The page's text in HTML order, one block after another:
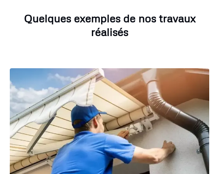
Quelques exemples de nos travaux
réalisés